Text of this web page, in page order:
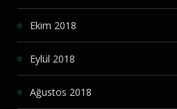
Ekim 2018
Eylül 2018
Ağustos 2018